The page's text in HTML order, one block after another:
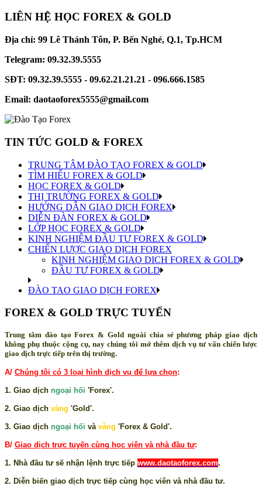
LIÊN HỆ HỌC FOREX & GOLD
Địa chỉ: 99 Lê Thánh Tôn, P. Bến Nghé, Q.1, Tp.HCM
Telegram: 09.32.39.5555
SĐT: 09.32.39.5555 - 09.62.21.21.21 - 096.666.1585
Email: daotaoforex5555@gmail.com
TIN TỨC GOLD & FOREX
TRUNG TÂM ĐÀO TẠO FOREX & GOLD
TÌM HIỂU FOREX & GOLD
HỌC FOREX & GOLD
THỊ TRƯỜNG FOREX & GOLD
HƯỚNG DẪN GIAO DỊCH FOREX
DIỄN ĐÀN FOREX & GOLD
LỚP HỌC FOREX & GOLD
KINH NGHIỆM ĐẦU TƯ FOREX & GOLD
CHIẾN LƯỢC GIAO DỊCH FOREX
KINH NGHIỆM GIAO DICH FOREX & GOLD
ĐẦU TƯ FOREX & GOLD
ĐÀO TAO GIAO DỊCH FOREX
FOREX & GOLD TRỰC TUYẾN
Trung tâm đào tạo Forex & Gold ngoài chia sẻ phương pháp giao dịch
không phụ thuộc cộng cụ, nay chúng tôi mở thêm dịch vụ tư vấn chiến lược
giao dịch trực tiếp trên thị trường.
A/ Chúng tôi có 3 loại hình dịch vụ để lựa chọn:
1. Giao dịch ngoại hối 'Forex'.
2. Giao dịch vàng 'Gold'.
3. Giao dịch ngoại hối và vàng 'Forex & Gold'.
B/ Giao dịch trực tuyến cùng học viên và nhà đầu tư:
1. Nhà đầu tư sẽ nhận lệnh trực tiếp www.daotaoforex.com.
2. Diễn biến giao dịch trực tiếp cùng học viên và nhà đầu tư.